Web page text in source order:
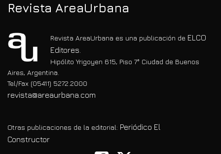
Revista AreaUrbana
Revista AreaUrbana es una publicación de ELCO
Editores.
Hipólito Yrigoyen 615, Piso 7° Ciudad de Buenos
Aires, Argentina.
Tel/Fax (05411) 5272.2000
revista@areaurbana.com
Otras publicaciones de la editorial: Periódico El
Constructor